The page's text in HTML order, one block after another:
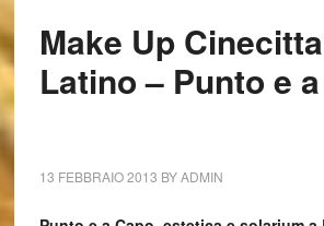
Make Up
Latino – Punto e
13 FEBBRAIO 2013 BYADMIN